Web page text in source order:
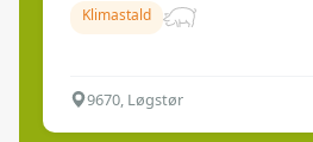
Klimastald
9670, Løgstør